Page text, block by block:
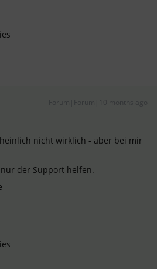
nicht wirklich - aber bei mir
der Support helfen.